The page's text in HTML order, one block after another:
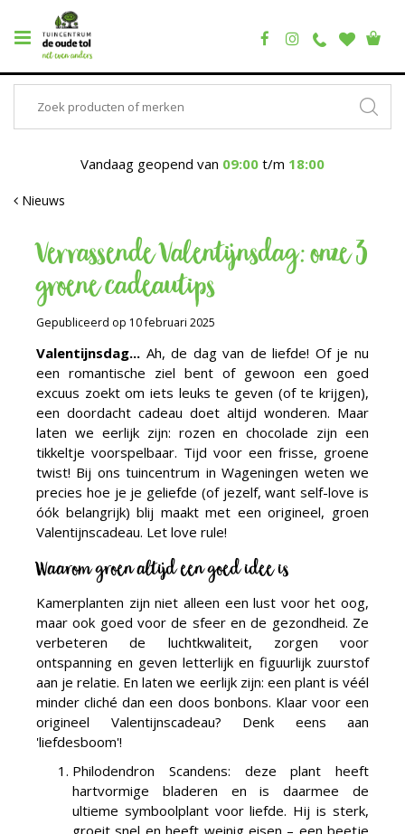
Vandaag geopend van 09:00 t/m 18:00
Nieuws
Verrassende Valentijnsdag: onze 3
groene cadeautips
Gepubliceerd op 10 februari 2025
Valentijnsdag... Ah, de dag van de liefde! Of je nu
een romantische ziel bent of gewoon een goed
excuus zoekt om iets leuks te geven (of te krijgen),
een doordacht cadeau doet altijd wonderen. Maar
laten we eerlijk zijn: rozen en chocolade zijn een
tikkeltje voorspelbaar. Tijd voor een frisse, groene
twist! Bij ons tuincentrum in Wageningen weten we
precies hoe je je geliefde (of jezelf, want self-love is
óók belangrijk) blij maakt met een origineel, groen
Valentijnscadeau. Let love rule!
Waarom groen altijd een goed idee is
Kamerplanten zijn niet alleen een lust voor het oog,
maar ook goed voor de sfeer en de gezondheid. Ze
verbeteren de luchtkwaliteit, zorgen voor
ontspanning en geven letterlijk en figuurlijk zuurstof
aan je relatie. En laten we eerlijk zijn: een plant is véél
minder cliché dan een doos bonbons. Klaar voor een
origineel Valentijnscadeau? Denk eens aan
'liefdesboom'!
Philodendron Scandens: deze plant heeft
hartvormige bladeren en is daarmee de
ultieme symboolplant voor liefde. Hij is sterk,